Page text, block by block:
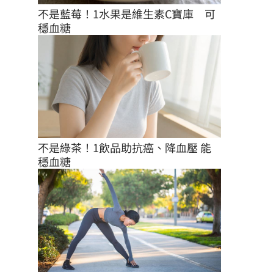
不是藍莓！1水果是維生素C寶庫　可
穩血糖
不是綠茶！1飲品助抗癌、降血壓 能
穩血糖